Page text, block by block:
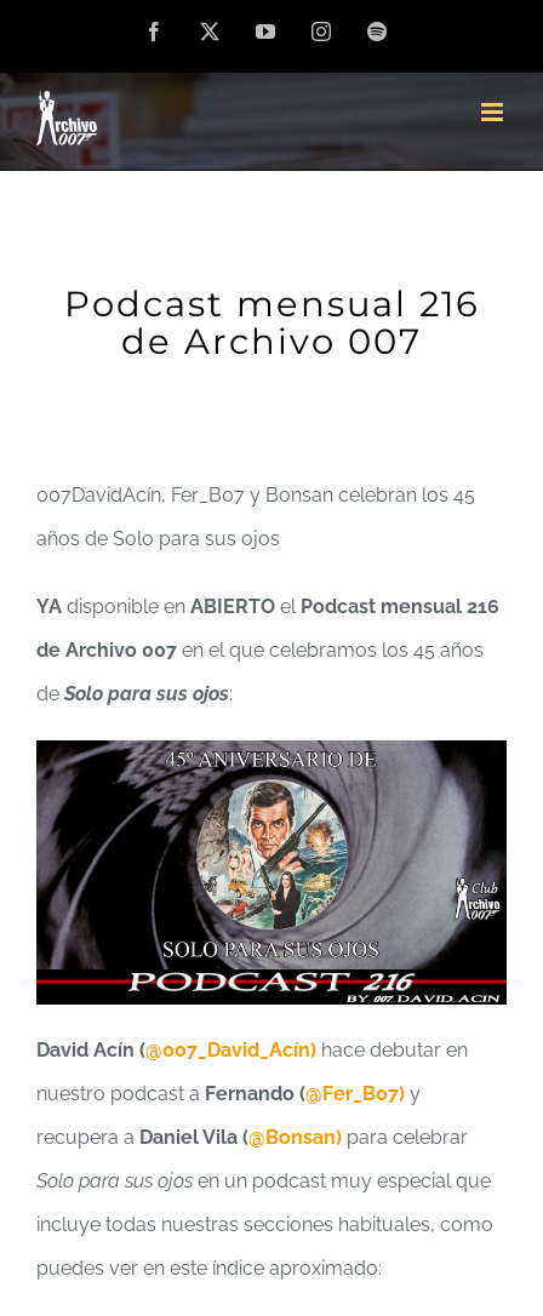
contenido
Facebook YouTubeInstagramSpotify
Podcast mensual 216
de Archivo 007
007DavidAcín, Fer_B07 y Bonsan celebran los 45
años de Solo para sus ojos
YA disponible en ABIERTO el Podcast mensual 216
de Archivo 007 en el que celebramos los 45 años
de Solo para sus ojos:
David Acín (@007_David_Acín) hace debutar en
nuestro podcast a Fernando (@Fer_B07) y
recupera a Daniel Vila (@Bonsan) para celebrar
Solo para sus ojos en un podcast muy especial que
incluye todas nuestras secciones habituales, como
puedes ver en este índice aproximado: